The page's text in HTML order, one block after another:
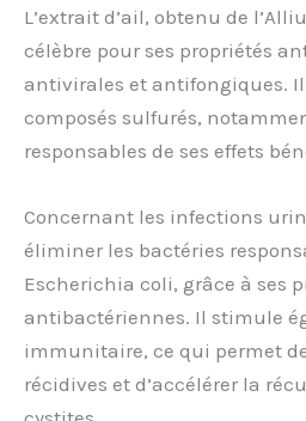
L’extrait d’ail, obtenu de
célèbre pour ses propriétés
antivirales et antifongiques.
composés sulfurés,
responsables de ses effets
Concernant les infections
éliminer les bactéries
Escherichia coli, grâce à ses
antibactériennes. Il stimule
immunitaire, ce qui permet
récidives et d’accélérer la